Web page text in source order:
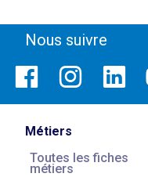
Nous suivre
Métiers
Toutes les fiches
métiers